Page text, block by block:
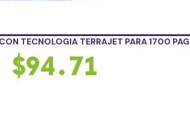
TECNOLOGIA TERRAJET PARA 1700
$94.71